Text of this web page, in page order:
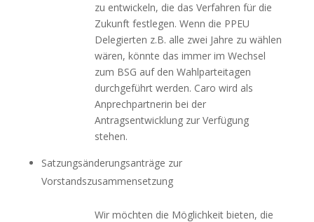
zu entwickeln, die das Verfahren für die
Zukunft festlegen. Wenn die PPEU
Delegierten z.B. alle zwei Jahre zu wählen
wären, könnte das immer im Wechsel
zum BSG auf den Wahlparteitagen
durchgeführt werden. Caro wird als
Anprechpartnerin bei der
Antragsentwicklung zur Verfügung
stehen.
Satzungsänderungsanträge zur
Vorstandszusammensetzung
Wir möchten die Möglichkeit bieten, die